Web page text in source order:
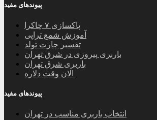
پیوندهای مفید
پاکسازی ۷ چاکرا
آموزش شمع تراپی
تفسیر چارت تولد
باربری پیروزی در شرق تهران
باربری شرق تهران
الان وقت دلاره
پیوندهای مفید
انتخاب باربری مناسب در تهران